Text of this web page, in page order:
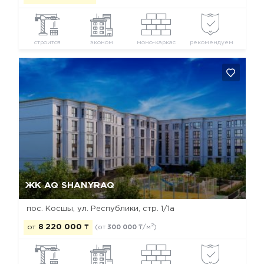
строится эконом моно-каркас рекомендуем
ЖК AQ SHANYRAQ
пос. Косшы, ул. Республики, стр. 1/1а
от 8 220 000 ₸ (от 300 000 ₸/м2)
Да, удалить Отмена